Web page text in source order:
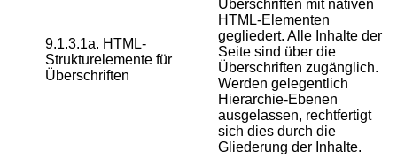
9.1.3.1a. HTML-
Strukturelemente für
Überschriften
Überschriften mit nativen
HTML-Elementen
gegliedert. Alle Inhalte der
Seite sind über die
Überschriften zugänglich.
Werden gelegentlich
Hierarchie-Ebenen
ausgelassen, rechtfertigt
sich dies durch die
Gliederung der Inhalte.